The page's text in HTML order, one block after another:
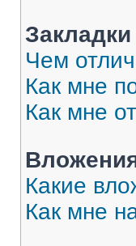
Чем
Как мне
Как мне
Какие
Как мне